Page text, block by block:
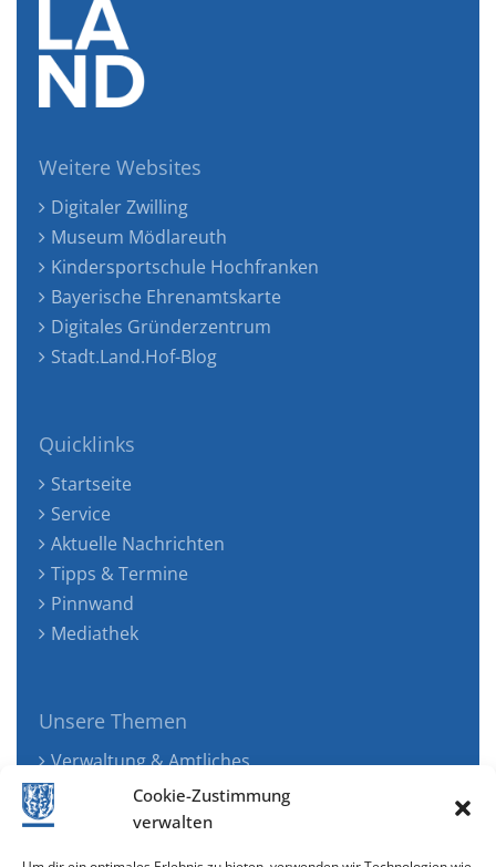
Cookie-Zustimmung
verwalten
Weitere Websites
Digitaler Zwilling
Museum Mödlareuth
Kindersportschule Hochfranken
Bayerische Ehrenamtskarte
Digitales Gründerzentrum
Stadt.Land.Hof-Blog
Quicklinks
Startseite
Service
Aktuelle Nachrichten
Tipps & Termine
Pinnwand
Mediathek
Unsere Themen
Verwaltung & Amtliches
Jugend, Familie & Gesundheit
Tourismus, Freizeit & Ökologie